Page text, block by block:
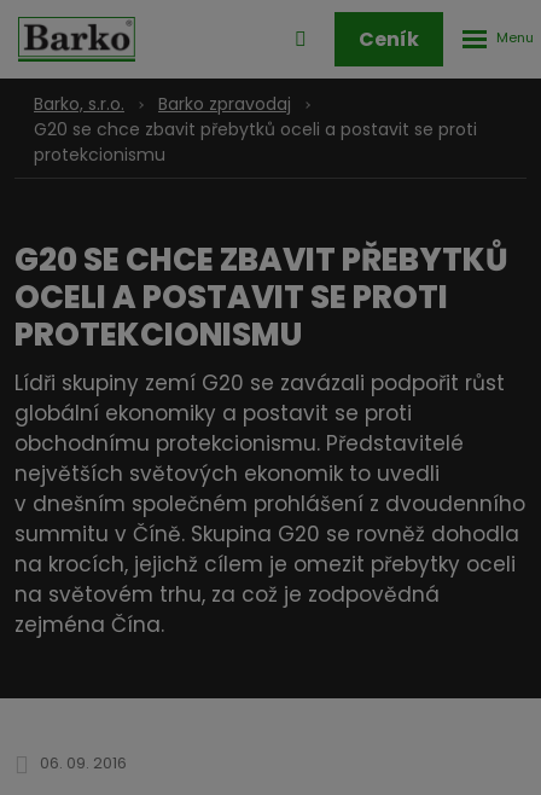
Přihlášení
zóny
Ceník
Barko, s.r.o.
Barko zpravodaj
G20 se chce zbavit přebytků oceli a postavit se proti
protekcionismu
G20 SE CHCE ZBAVIT PŘEBYTKŮ
OCELI A POSTAVIT SE PROTI
PROTEKCIONISMU
Lídři skupiny zemí G20 se zavázali podpořit růst
globální ekonomiky a postavit se proti
obchodnímu protekcionismu. Představitelé
největších světových ekonomik to uvedli
v dnešním společném prohlášení z dvoudenního
summitu v Číně. Skupina G20 se rovněž dohodla
na krocích, jejichž cílem je omezit přebytky oceli
na světovém trhu, za což je zodpovědná
zejména Čína.
06. 09. 2016